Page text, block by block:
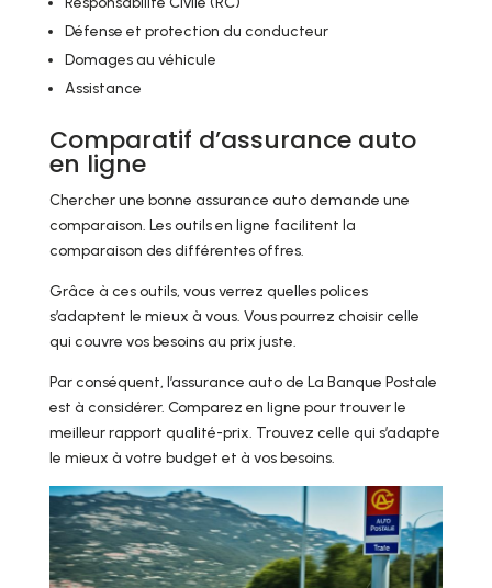
Défense et protection du conducteur
Domages au véhicule
Assistance
Comparatif d’assurance auto
en ligne
Chercher une bonne assurance auto demande une
comparaison. Les outils en ligne facilitent la
comparaison des différentes offres.
Grâce à ces outils, vous verrez quelles polices
s’adaptent le mieux à vous. Vous pourrez choisir celle
qui couvre vos besoins au prix juste.
Par conséquent, l’assurance auto de La Banque Postale
est à considérer. Comparez en ligne pour trouver le
meilleur rapport qualité-prix. Trouvez celle qui s’adapte
le mieux à votre budget et à vos besoins.